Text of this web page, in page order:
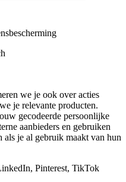
we je ook over acties
je relevante producten.
gecodeerde persoonlijke
aanbieders en gebruiken
als je al gebruik maakt van hun
Pinterest, TikTok